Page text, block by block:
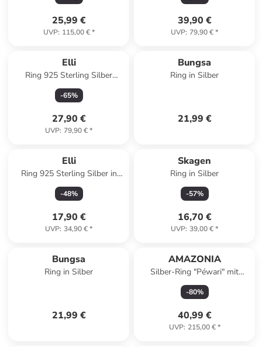
25,99 €
UVP: 115,00 €*
39,90 €
UVP: 79,90 €*
Elli
Ring 925 Sterling Silber
Ginkgo in Silber
-65%
27,90 €
UVP: 79,90 €*
Bungsa
Ring in Silber
21,99 €
Elli
Ring 925 Sterling Silber in
Silber
-48%
17,90 €
UVP: 34,90 €*
Skagen
Ring in Silber
-57%
16,70 €
UVP: 39,00 €*
Bungsa
Ring in Silber
21,99 €
AMAZONIA
Silber-Ring "Péwari" mit
Edelstein
-80%
40,99 €
UVP: 215,00 €*